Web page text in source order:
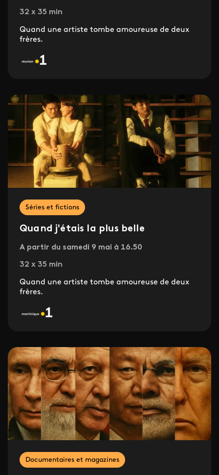
32 x 35 min
Quand une artiste tombe amoureuse de deux
frères.
Séries et fictions
Quand j'étais la plus belle
A partir du samedi 9 mai à 16.50
32 x 35 min
Quand une artiste tombe amoureuse de deux
frères.
Documentaires et magazines